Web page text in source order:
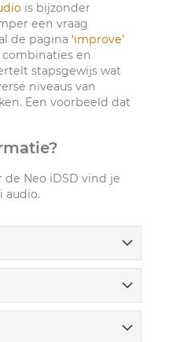
is bijzonder
een vraag
de pagina ‘improve’
en
stapsgewijs wat
niveaus van
Een voorbeeld dat
Neo iDSD vind je
audio.